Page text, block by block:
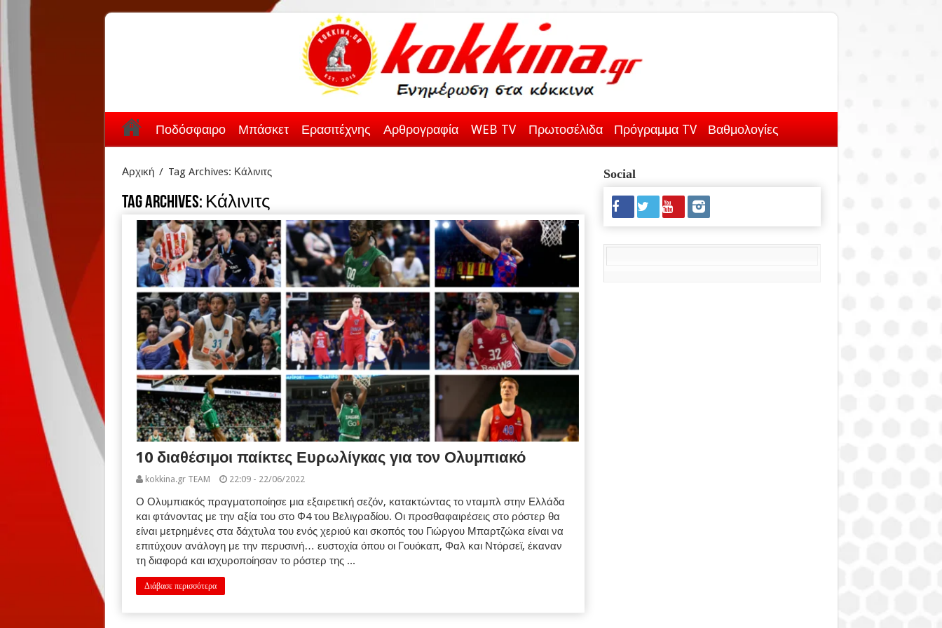
Ποδόσφαιρο Μπάσκετ Ερασιτέχνης Αρθρογραφία WEB TV Πρωτοσέλιδα Πρόγραμμα TV Βαθμολογίες
Αρχική / Tag Archives: Κάλινιτς
Tag Archives: Κάλινιτς
10 διαθέσιμοι παίκτες Ευρωλίγκας για τον Ολυμπιακό
kokkina.gr TEAM 22:09 - 22/06/2022
Ο Ολυμπιακός πραγματοποίησε μια εξαιρετική σεζόν, κατακτώντας το νταμπλ στην Ελλάδα
και φτάνοντας με την αξία του στο Φ4 του Βελιγραδίου. Οι προσθαφαιρέσεις στο ρόστερ θα
είναι μετρημένες στα δάχτυλα του ενός χεριού και σκοπός του Γιώργου Μπαρτζώκα είναι να
επιτύχουν ανάλογη με την περυσινή… ευστοχία όπου οι Γουόκαπ, Φαλ και Ντόρσεϊ, έκαναν
τη διαφορά και ισχυροποίησαν το ρόστερ της ...
Διάβασε περισσότερα
Social